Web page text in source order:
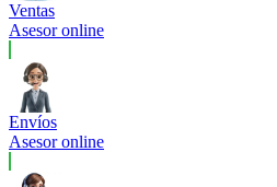
Ventas
Asesor online
Envíos
Asesor online